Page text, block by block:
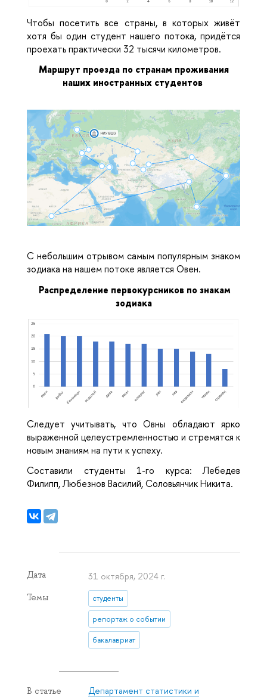
Чтобы посетить все страны, в которых живёт
хотя бы один студент нашего потока, придётся
проехать практически 32 тысячи километров.
Маршрут проезда по странам проживания
наших иностранных студентов
C небольшим отрывом самым популярным знаком
зодиака на нашем потоке является Овен.
Распределение первокурсников по знакам
зодиака
Следует учитывать, что Овны обладают ярко
выраженной целеустремленностью и стремятся к
новым знаниям на пути к успеху.
Составили студенты 1-го курса: Лебедев
Филипп, Любезнов Василий, Соловьянчик Никита.
Дата 31 октября, 2024 г.
Темы студенты
репортаж о событии
бакалавриат
В статье
Департамент статистики и